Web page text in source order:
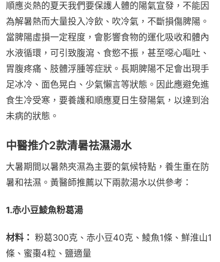
順應炎熱的夏天我們要保護人體的陽氣宣發，不能因
為解暑熱而大量投入冷飲、吹冷氣，不斷損傷脾陽。
當脾陽虛損一定程度，會影響食物的運化吸收和體內
水液循環，可引致腹瀉、食慾不振，甚至噁心嘔吐、
胃腹疼痛、肢體浮腫等症狀。長期脾陽不足會出現手
足冰冷、面色晃白、少氣懶言等狀態。因此應避免進
食生冷受寒，要養護和順應夏日生發陽氣，以達到治
未病的狀態。
中醫推介2款清暑祛濕湯水
大暑期間以暑熱夾濕為主要的氣候特點，養生重在防
暑和祛濕。黃醫師推薦以下兩款湯水以供參考：
1.赤小豆鯪魚粉葛湯
材料： 粉葛300克、赤小豆40克、鯪魚1條、鮮淮山1
條、蜜棗4粒、鹽適量